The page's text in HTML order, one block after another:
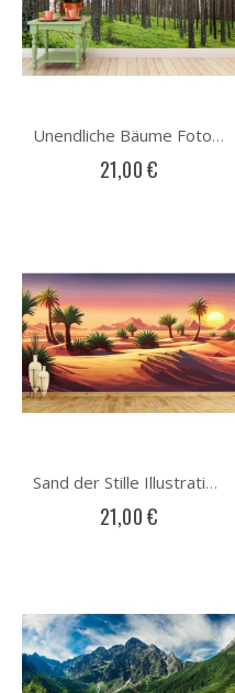
Unendliche Bäume Fototapete
21,00 €
Sand der Stille Illustration Fototapete
21,00 €